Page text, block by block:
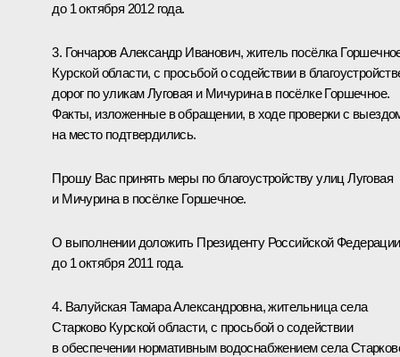
до 1 октября 2012 года.
3. Гончаров Александр Иванович, житель посёлка
Курской области, с просьбой о содействии в
дорог по уликам Луговая и Мичурина в посёлке Горшечное.
Факты, изложенные в обращении, в ходе проверки с
на место подтвердились.
Прошу Вас принять меры по благоустройству улиц Луговая
и Мичурина в посёлке Горшечное.
О выполнении доложить Президенту Российской Федерации
до 1 октября 2011 года.
4. Валуйская Тамара Александровна, жительница села
Старково Курской области, с просьбой о содействии
в обеспечении нормативным водоснабжением села